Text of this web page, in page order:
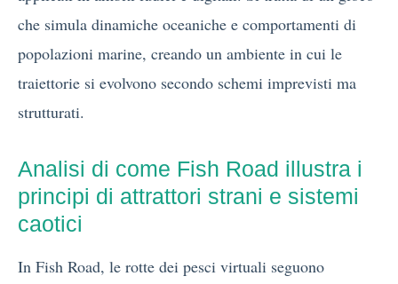
che simula dinamiche oceaniche e comportamenti di
popolazioni marine, creando un ambiente in cui le
traiettorie si evolvono secondo schemi imprevisti ma
strutturati.
Analisi di come Fish Road illustra i
principi di attrattori strani e sistemi
caotici
In Fish Road, le rotte dei pesci virtuali seguono